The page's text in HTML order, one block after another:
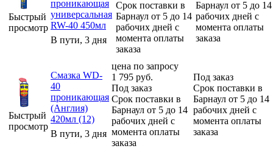
Быстрый
просмотр
проникающая
универсальная
RW-40 450мл
В пути, 3 дня
Срок поставки в
Барнаул от 5 до 14
рабочих дней с
момента оплаты
заказа
Барнаул от 5 до 14
рабочих дней с
момента оплаты
заказа
Быстрый
просмотр
Смазка WD-
40
проникающая
(Англия)
420мл (12)
В пути, 3 дня
цена по запросу
1 795 руб.
Под заказ
Срок поставки в
Барнаул от 5 до 14
рабочих дней с
момента оплаты
заказа
Под заказ
Срок поставки в
Барнаул от 5 до 14
рабочих дней с
момента оплаты
заказа